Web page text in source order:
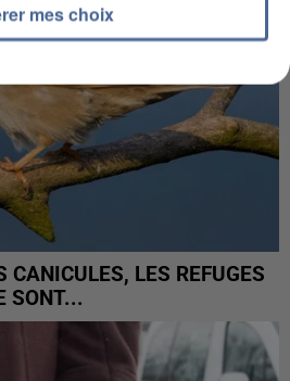
CANICULES, LES REFUGES
SONT...
mes choix